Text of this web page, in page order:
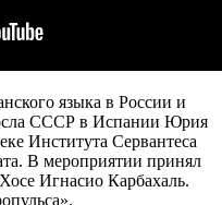
языка в России и
СССР в Испании Юрия
Института Сервантеса
В мероприятии принял
Игнасио Карбахаль.